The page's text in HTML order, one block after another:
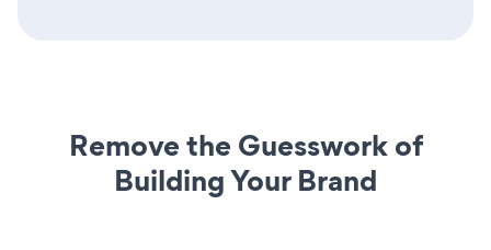
Remove the Guesswork of
Building Your Brand